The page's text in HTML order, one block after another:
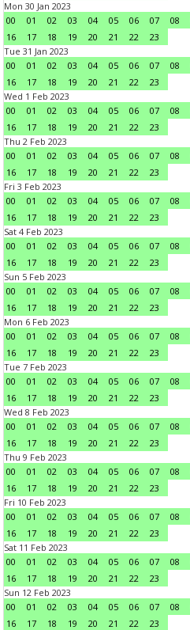
Mon 30 Jan 2023
00
01 02 03 04 05 06 07 08
16
17 18 19 20 21 22
23
Tue 31 Jan 2023
00
01 02 03 04 05 06 07 08
16
17 18 19 20 21 22
23
Wed 1 Feb 2023
00
01 02 03 04 05 06 07 08
16
17 18 19 20 21 22
23
Thu 2 Feb 2023
00
01 02 03 04 05 06 07 08
16
17 18 19 20 21 22
23
Fri 3 Feb 2023
00
01 02 03 04 05 06 07 08
16
17 18 19 20 21 22
23
Sat 4 Feb 2023
00
01 02 03 04 05 06 07 08
16
17 18 19 20 21 22
23
Sun 5 Feb 2023
00
01 02 03 04 05 06 07 08
16
17 18 19 20 21 22
23
Mon 6 Feb 2023
00
01 02 03 04 05 06 07 08
16
17 18 19 20 21 22
23
Tue 7 Feb 2023
00
01 02 03 04 05 06 07 08
16
17 18 19 20 21 22
23
Wed 8 Feb 2023
00
01 02 03 04 05 06 07 08
16
17 18 19 20 21 22
23
Thu 9 Feb 2023
00
01 02 03 04 05 06 07 08
16
17 18 19 20 21 22
23
Fri 10 Feb 2023
00
01 02 03 04 05 06 07 08
16
17 18 19 20 21 22
23
Sat 11 Feb 2023
00
01 02 03 04 05 06 07 08
16
17 18 19 20 21 22
23
Sun 12 Feb 2023
00
01 02 03 04 05 06 07 08
16
17 18 19 20 21 22
23